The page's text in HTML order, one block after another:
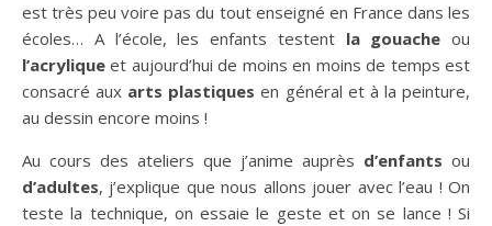
est très peu voire pas du tout enseigné en France dans les
écoles… A l’école, les enfants testent la gouache ou
l’acrylique et aujourd’hui de moins en moins de temps est
consacré aux arts plastiques en général et à la peinture,
au dessin encore moins !
Au cours des ateliers que j’anime auprès d’enfants ou
d’adultes, j’explique que nous allons jouer avec l’eau ! On
teste la technique, on essaie le geste et on se lance ! Si